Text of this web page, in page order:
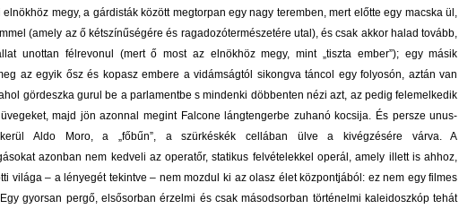
elnökhöz megy, a gárdisták között megtorpan egy nagy teremben, mert előtte egy macska ül,
(amely az ő kétszínűségére és ragadozótermészetére utal), és csak akkor halad tovább,
unottan félrevonul (mert ő most az elnökhöz megy, mint „tiszta ember”); egy másik
az egyik ősz és kopasz embere a vidámságtól sikongva táncol egy folyosón, aztán van
gördeszka gurul be a parlamentbe s mindenki döbbenten nézi azt, az pedig felemelkedik
majd jön azonnal megint Falcone lángtengerbe zuhanó kocsija. És persze unus-
Aldo Moro, a „főbűn”, a szürkéskék cellában ülve a kivégzésére várva. A
azonban nem kedveli az operatőr, statikus felvételekkel operál, amely illett is ahhoz,
világa – a lényegét tekintve – nem mozdul ki az olasz élet központjából: ez nem egy filmes
gyorsan pergő, elsősorban érzelmi és csak másodsorban történelmi kaleidoszkóp tehát